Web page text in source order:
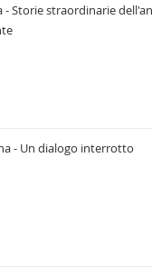
- Storie straordinarie
- Un dialogo interrotto